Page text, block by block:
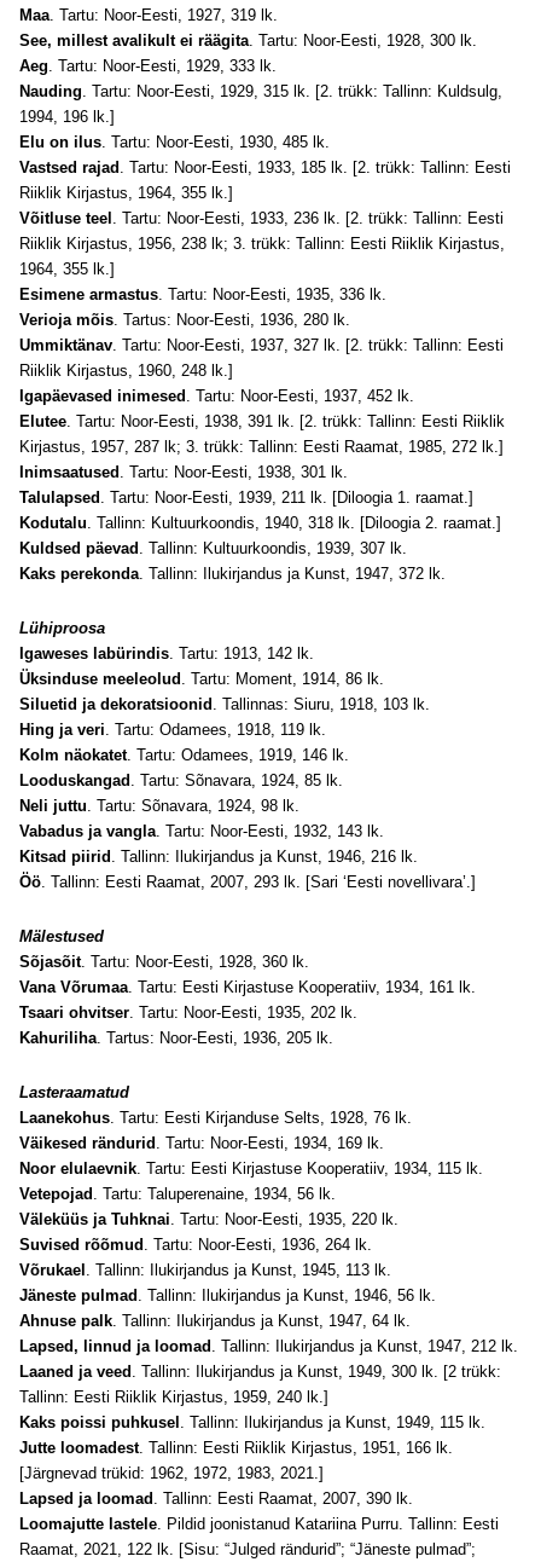
Maa. Tartu: Noor-Eesti, 1927, 319 lk.
See, millest avalikult ei räägita. Tartu: Noor-Eesti, 1928, 300 lk.
Aeg. Tartu: Noor-Eesti, 1929, 333 lk.
Nauding. Tartu: Noor-Eesti, 1929, 315 lk. [2. trükk: Tallinn: Kuldsulg,
1994, 196 lk.]
Elu on ilus. Tartu: Noor-Eesti, 1930, 485 lk.
Vastsed rajad . Tartu: Noor-Eesti, 1933, 185 lk. [2. trükk: Tallinn: Eesti
Riiklik Kirjastus, 1964, 355 lk.]
Võitluse teel . Tartu: Noor-Eesti, 1933, 236 lk. [2. trükk: Tallinn: Eesti
Riiklik Kirjastus, 1956, 238 lk; 3. trükk: Tallinn: Eesti Riiklik Kirjastus,
1964, 355 lk.]
Esimene armastus. Tartu: Noor-Eesti, 1935, 336 lk.
Verioja mõis. Tartus: Noor-Eesti, 1936, 280 lk.
Ummiktänav. Tartu: Noor-Eesti, 1937, 327 lk. [2. trükk: Tallinn: Eesti
Riiklik Kirjastus, 1960, 248 lk.]
Igapäevased inimesed . Tartu: Noor-Eesti, 1937, 452 lk.
Elutee. Tartu: Noor-Eesti, 1938, 391 lk. [2. trükk: Tallinn: Eesti Riiklik
Kirjastus, 1957, 287 lk; 3. trükk: Tallinn: Eesti Raamat, 1985, 272 lk.]
Inimsaatused . Tartu: Noor-Eesti, 1938, 301 lk.
Talulapsed . Tartu: Noor-Eesti, 1939, 211 lk. [Diloogia 1. raamat.]
Kodutalu. Tallinn: Kultuurkoondis, 1940, 318 lk. [Diloogia 2. raamat.]
Kuldsed päevad . Tallinn: Kultuurkoondis, 1939, 307 lk.
Kaks perekonda. Tallinn: Ilukirjandus ja Kunst, 1947, 372 lk.
Lühiproosa
Igaweses labürindis. Tartu: 1913, 142 lk.
Üksinduse meeleolud . Tartu: Moment, 1914, 86 lk.
Siluetid ja dekoratsioonid . Tallinnas: Siuru, 1918, 103 lk.
Hing ja veri. Tartu: Odamees, 1918, 119 lk.
Kolm näokatet. Tartu: Odamees, 1919, 146 lk.
Looduskangad . Tartu: Sõnavara, 1924, 85 lk.
Neli juttu. Tartu: Sõnavara, 1924, 98 lk.
Vabadus ja vangla. Tartu: Noor-Eesti, 1932, 143 lk.
Kitsad piirid . Tallinn: Ilukirjandus ja Kunst, 1946, 216 lk.
Öö. Tallinn: Eesti Raamat, 2007, 293 lk. [Sari ‘Eesti novellivara’.]
Mälestused
Sõjasõit. Tartu: Noor-Eesti, 1928, 360 lk.
Vana Võrumaa. Tartu: Eesti Kirjastuse Kooperatiiv, 1934, 161 lk.
Tsaari ohvitser. Tartu: Noor-Eesti, 1935, 202 lk.
Kahuriliha. Tartus: Noor-Eesti, 1936, 205 lk.
Lasteraamatud
Laanekohus. Tartu: Eesti Kirjanduse Selts, 1928, 76 lk.
Väikesed rändurid . Tartu: Noor-Eesti, 1934, 169 lk.
Noor elulaevnik. Tartu: Eesti Kirjastuse Kooperatiiv, 1934, 115 lk.
Vetepojad . Tartu: Taluperenaine, 1934, 56 lk.
Väleküüs ja Tuhknai. Tartu: Noor-Eesti, 1935, 220 lk.
Suvised rõõmud . Tartu: Noor-Eesti, 1936, 264 lk.
Võrukael . Tallinn: Ilukirjandus ja Kunst, 1945, 113 lk.
Jäneste pulmad . Tallinn: Ilukirjandus ja Kunst, 1946, 56 lk.
Ahnuse palk. Tallinn: Ilukirjandus ja Kunst, 1947, 64 lk.
Lapsed, linnud ja loomad . Tallinn: Ilukirjandus ja Kunst, 1947, 212 lk.
Laaned ja veed . Tallinn: Ilukirjandus ja Kunst, 1949, 300 lk. [2 trükk:
Tallinn: Eesti Riiklik Kirjastus, 1959, 240 lk.]
Kaks poissi puhkusel . Tallinn: Ilukirjandus ja Kunst, 1949, 115 lk.
Jutte loomadest. Tallinn: Eesti Riiklik Kirjastus, 1951, 166 lk.
[Järgnevad trükid: 1962, 1972, 1983, 2021.]
Lapsed ja loomad . Tallinn: Eesti Raamat, 2007, 390 lk.
Loomajutte lastele. Pildid joonistanud Katariina Purru. Tallinn: Eesti
Raamat, 2021, 122 lk. [Sisu: “Julged rändurid”; “Jäneste pulmad”;